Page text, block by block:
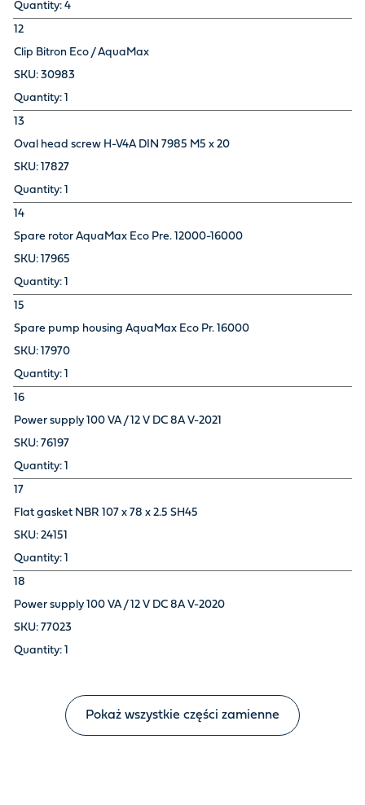
4
12
Clip Bitron Eco / AquaMax
30983
13
Oval head screw H-V4A DIN 7985 M5 x 20
17827
14
Spare rotor AquaMax Eco Pre. 12000-16000
17965
15
Spare pump housing AquaMax Eco Pr. 16000
17970
16
Power supply 100 VA / 12 V DC 8A V-2021
76197
17
Flat gasket NBR 107 x 78 x 2.5 SH45
24151
18
Power supply 100 VA / 12 V DC 8A V-2020
77023
Pokaż wszystkie części zamienne